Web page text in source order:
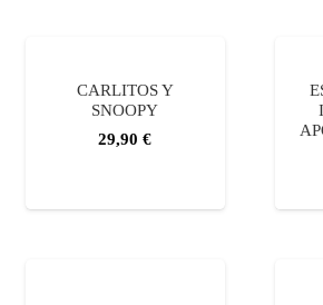
CARLITOS Y
SNOOPY
29,90 €